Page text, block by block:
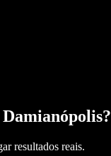
Damianópolis?
resultados reais.